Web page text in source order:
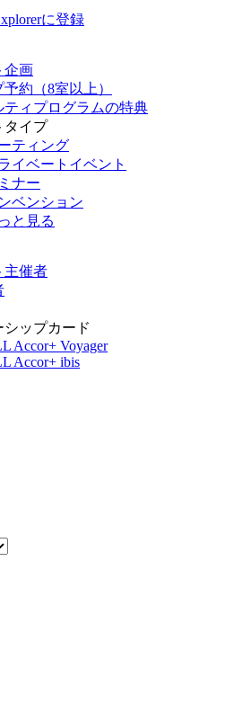
に登録
企画
約（8室以上）
ティプログラムの特典
タイプ
ティング
イベートイベント
ナー
ベンション
と見る
主催者
シップカード
Accor+ Voyager
Accor+ ibis